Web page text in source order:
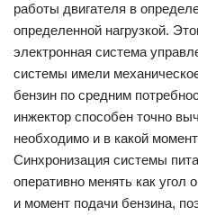
работы двигателя в
определенной нагрузкой.
электронная система
системы имели
бензин по средним
инжектор способен точно
необходимо и в какой
Синхронизация системы
оперативно менять как угол
и момент подачи бензина,